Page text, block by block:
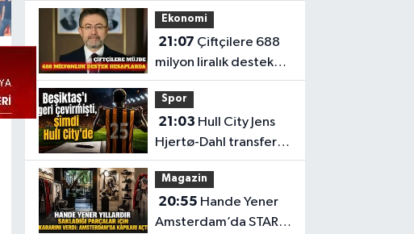
İşte kazandıran
numaralar
Ekonomi
21:07
milyon liralık destek
ödemesi başladı
Spor
21:03
Hjertø-Dahl transferini
tamamladı
Magazin
20:55
Amsterdam’da STAR